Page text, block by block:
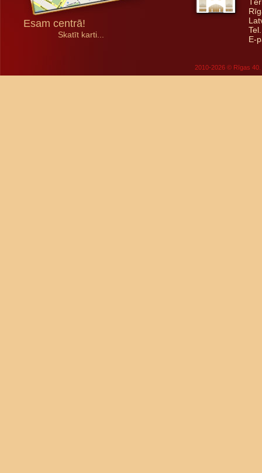
Esam centrā!
Skatīt karti...
E-
2010-2026 © Rīgas